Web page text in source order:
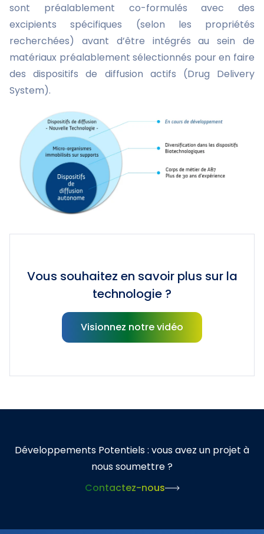
sont préalablement co-formulés avec des
excipients spécifiques (selon les propriétés
recherchées) avant d’être intégrés au sein de
matériaux préalablement sélectionnés pour en faire
des dispositifs de diffusion actifs (Drug Delivery
System).
Vous souhaitez en savoir plus sur la
technologie ?
Visionnez notre vidéo
Développements Potentiels : vous avez un projet à
nous soumettre ?
Contactez-nous